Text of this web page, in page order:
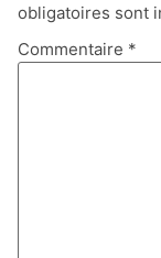
obligatoires sont
Commentaire *